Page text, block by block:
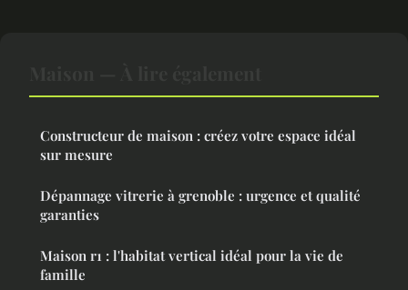
Constructeur de maison : créez votre espace idéal
sur mesure
Dépannage vitrerie à grenoble : urgence et qualité
garanties
Maison r1 : l'habitat vertical idéal pour la vie de
famille